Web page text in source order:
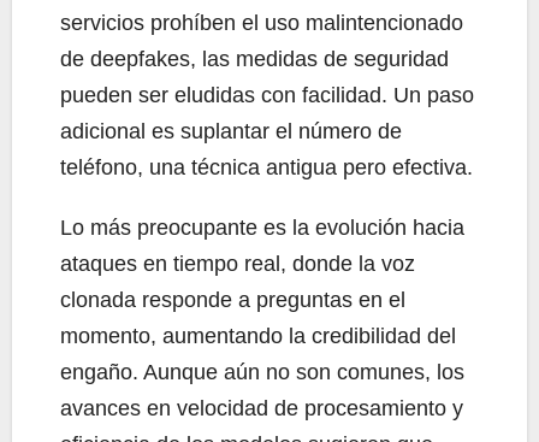
servicios prohíben el uso malintencionado
de deepfakes, las medidas de seguridad
pueden ser eludidas con facilidad. Un paso
adicional es suplantar el número de
teléfono, una técnica antigua pero efectiva.
Lo más preocupante es la evolución hacia
ataques en tiempo real, donde la voz
clonada responde a preguntas en el
momento, aumentando la credibilidad del
engaño. Aunque aún no son comunes, los
avances en velocidad de procesamiento y